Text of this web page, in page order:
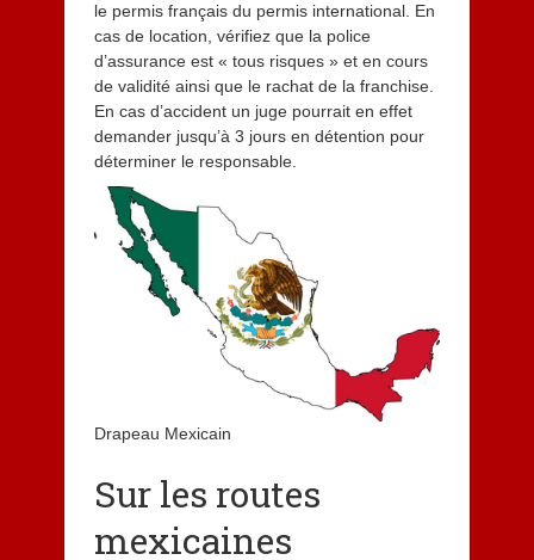
le permis français du permis international. En
cas de location, vérifiez que la police
d’assurance est « tous risques » et en cours
de validité ainsi que le rachat de la franchise.
En cas d’accident un juge pourrait en effet
demander jusqu’à 3 jours en détention pour
déterminer le responsable.
Drapeau Mexicain
Sur les routes
mexicaines